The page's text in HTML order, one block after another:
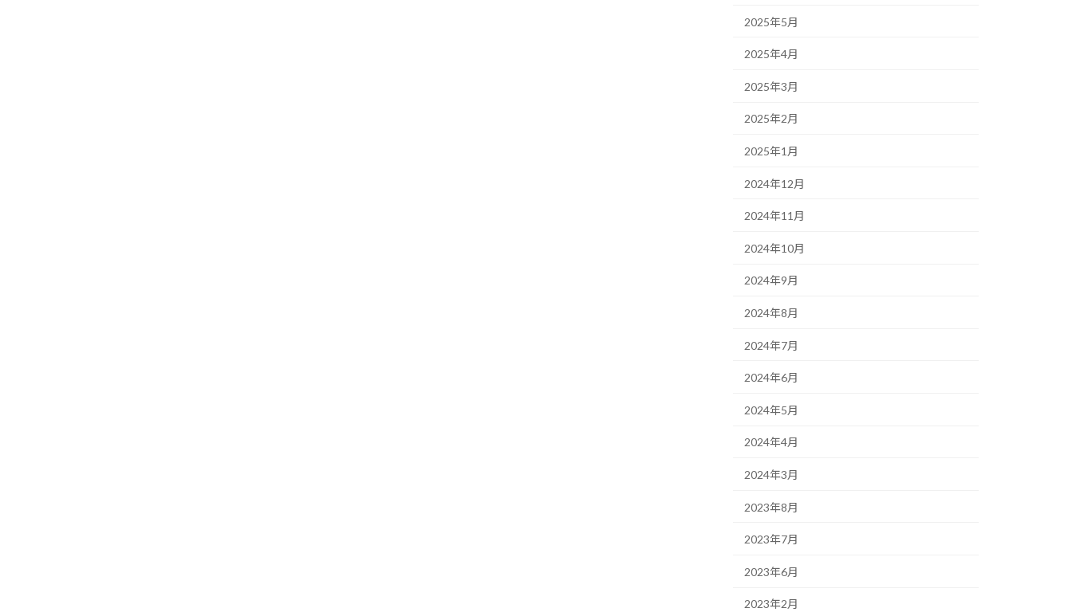
2025年5月
2025年4月
2025年3月
2025年2月
2025年1月
2024年12月
2024年11月
2024年10月
2024年9月
2024年8月
2024年7月
2024年6月
2024年5月
2024年4月
2024年3月
2023年8月
2023年7月
2023年6月
2023年2月